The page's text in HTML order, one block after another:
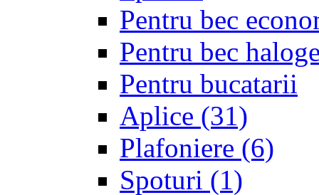
Pentru bec
Pentru bec
Pentru bucatarii
Aplice (31)
Plafoniere (6)
Spoturi (1)